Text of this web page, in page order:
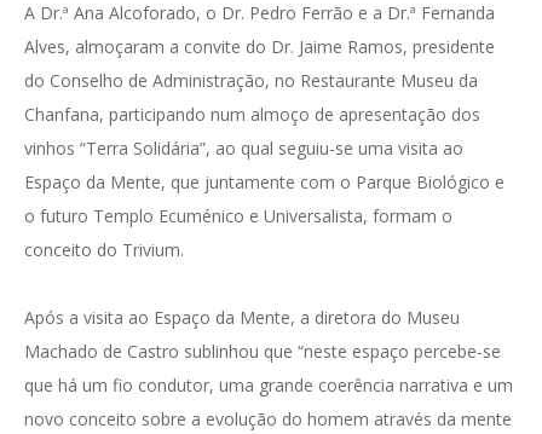
A Dr.ª Ana Alcoforado, o Dr. Pedro Ferrão e a Dr.ª Fernanda
Alves, almoçaram a convite do Dr. Jaime Ramos, presidente
do Conselho de Administração, no Restaurante Museu da
Chanfana, participando num almoço de apresentação dos
vinhos “Terra Solidária”, ao qual seguiu-se uma visita ao
Espaço da Mente, que juntamente com o Parque Biológico e
o futuro Templo Ecuménico e Universalista, formam o
conceito do Trivium.
Após a visita ao Espaço da Mente, a diretora do Museu
Machado de Castro sublinhou que “neste espaço percebe-se
que há um fio condutor, uma grande coerência narrativa e um
novo conceito sobre a evolução do homem através da mente